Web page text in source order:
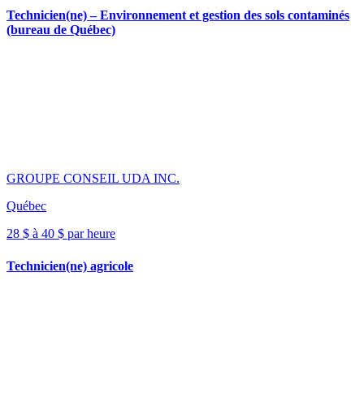
Technicien(ne) – Environnement et gestion des sols contaminés
(bureau de Québec)
GROUPE CONSEIL UDA INC.
Québec
28 $ à 40 $ par heure
Technicien(ne) agricole